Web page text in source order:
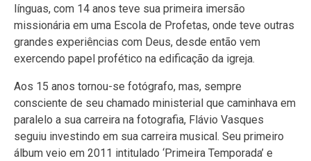
línguas, com 14 anos teve sua primeira imersão
missionária em uma Escola de Profetas, onde teve outras
grandes experiências com Deus, desde então vem
exercendo papel profético na edificação da igreja.
Aos 15 anos tornou-se fotógrafo, mas, sempre
consciente de seu chamado ministerial que caminhava em
paralelo a sua carreira na fotografia, Flávio Vasques
seguiu investindo em sua carreira musical. Seu primeiro
álbum veio em 2011 intitulado ‘Primeira Temporada’ e